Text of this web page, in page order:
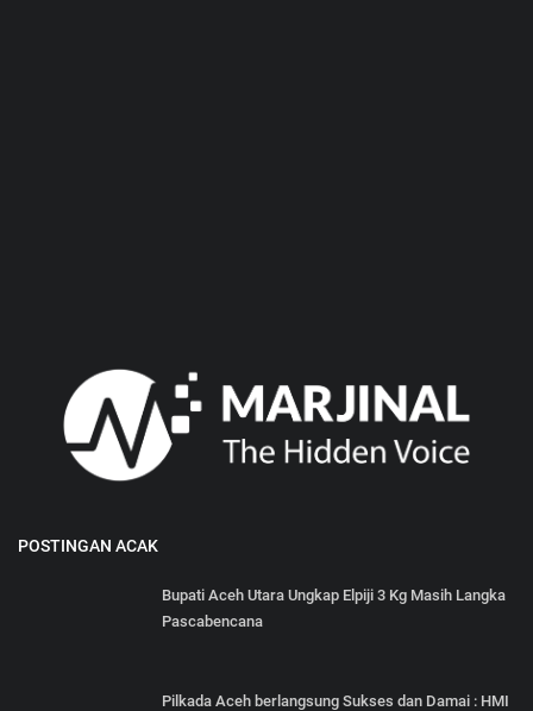
POSTINGAN ACAK
Bupati Aceh Utara Ungkap Elpiji 3 Kg Masih Langka
Pascabencana
Pilkada Aceh berlangsung Sukses dan Damai : HMI